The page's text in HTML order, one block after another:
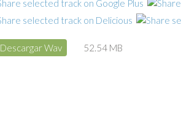
Descargar Wav 52.54 MB